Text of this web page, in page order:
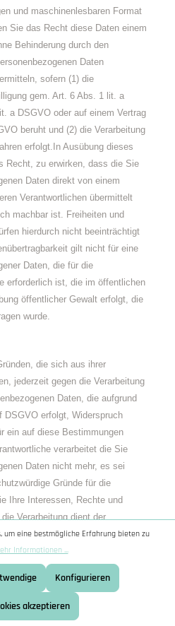
und maschinenlesbaren Format
Sie das Recht diese Daten einem
Behinderung durch den
Daten
sofern (1) die
gem. Art. 6 Abs. 1 lit. a
a DSGVO oder auf einem Vertrag
beruht und (2) die Verarbeitung
erfolgt.In Ausübung dieses
Recht, zu erwirken, dass die Sie
Daten direkt von einem
Verantwortlichen übermittelt
machbar ist. Freiheiten und
hierdurch nicht beeinträchtigt
gilt nicht für eine
Daten, die für die
erforderlich ist, die im öffentlichen
öffentlicher Gewalt erfolgt, die
wurde.
die sich aus ihrer
jederzeit gegen die Verarbeitung
Daten, die aufgrund
erfolgt, Widerspruch
ein auf diese Bestimmungen
verarbeitet die Sie
Daten nicht mehr, es sei
Gründe für die
Ihre Interessen, Rechte und
Verarbeitung dient der
oder Verteidigung von
Sie betreffenden
um Direktwerbung zu
jederzeit Widerspruch gegen
personenbezogenen
Werbung einzulegen; dies gilt
um eine bestmögliche Erfahrung bieten zu
Informationen ...
Konfigurieren
akzeptieren